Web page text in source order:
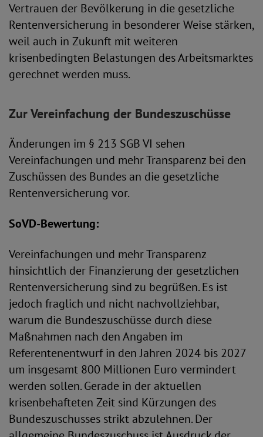
Vertrauen der Bevölkerung in die gesetzliche
Rentenversicherung in besonderer Weise stärken,
weil auch in Zukunft mit weiteren
krisenbedingten Belastungen des Arbeitsmarktes
gerechnet werden muss.
Zur Vereinfachung der Bundeszuschüsse
Änderungen im § 213 SGB VI sehen
Vereinfachungen und mehr Transparenz bei den
Zuschüssen des Bundes an die gesetzliche
Rentenversicherung vor.
SoVD-Bewertung:
Vereinfachungen und mehr Transparenz
hinsichtlich der Finanzierung der gesetzlichen
Rentenversicherung sind zu begrüßen. Es ist
jedoch fraglich und nicht nachvollziehbar,
warum die Bundeszuschüsse durch diese
Maßnahmen nach den Angaben im
Referentenentwurf in den Jahren 2024 bis 2027
um insgesamt 800 Millionen Euro vermindert
werden sollen. Gerade in der aktuellen
krisenbehafteten Zeit sind Kürzungen des
Bundeszuschusses strikt abzulehnen. Der